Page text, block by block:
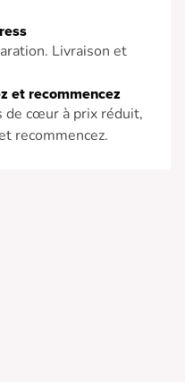
Livraison et
et recommencez
de cœur à prix réduit,
recommencez.